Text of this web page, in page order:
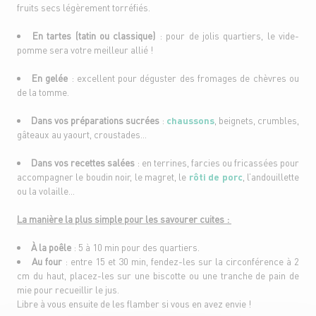
fruits secs légèrement torréfiés.
En tartes (tatin ou classique) : pour de jolis quartiers, le vide-
pomme sera votre meilleur allié !
En gelée : excellent pour déguster des fromages de chèvres ou
de la tomme.
Dans vos préparations sucrées: chaussons, beignets, crumbles,
gâteaux au yaourt, croustades…
Dans vos recettes salées: en terrines, farcies ou fricassées pour
accompagner le boudin noir, le magret, le rôti de porc , l’andouillette
ou la volaille…
La manière la plus simple pour les savourer cuites :
À la poêle: 5 à 10 min pour des quartiers.
Au four: entre 15 et 30 min, fendez-les sur la circonférence à 2
cm du haut, placez-les sur une biscotte ou une tranche de pain de
mie pour recueillir le jus.
Libre à vous ensuite de les flamber si vous en avez envie !